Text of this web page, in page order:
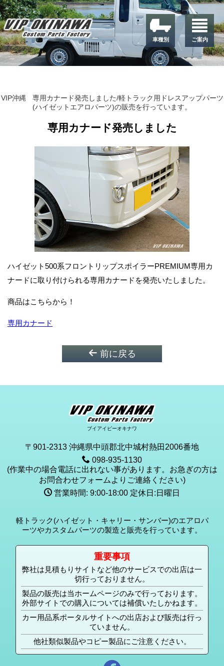
車種別 ご案内
VIP沖縄
専用カナード発売しました/軽トラック用ドレスアップパーツ
(ハイゼットエアロパーツ)の販売を行っています。
専用カナード発売しました
ハイゼット500系フロントリップスポイラーPREMIUM専用カ
ナードに取り付けられる専用カナードを発売いたしました。
商品はこちらから！
専用カナード
前に戻る
ブイアイピーオキナワ
〒901-2313 沖縄県中頭郡北中城村熱田2006番地
098-935-1130
(作業中の場合電話に出れない事があります。お急ぎの方は
お問合わせフォームよりご連絡ください)
営業時間: 9:00-18:00 定休日:日曜日
軽トラック(ハイゼット・キャリー・サンバー)のエアロパ
ーツやカスタムパーツの製造と販売を行っています。
重要事項
弊社は見積もりサイトなど他のサービスでの出店は一
切行っておりません。
製品の販売は当ホームページのみで行っております。
外部サイトでの購入については補償いたしかねます。
カー用品系ポータルサイトへの出店および販売は行っ
ていません。
他社類似製品やコピー製品にご注意ください。